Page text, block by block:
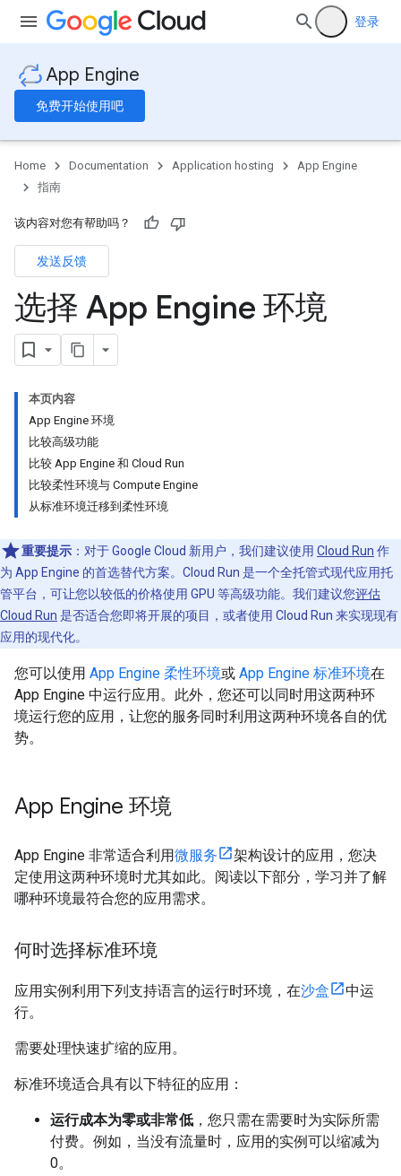
登录
App Engine
免费开始使用吧
Home Documentation Application hosting
App Engine
指南
该内容对您有帮助吗？
发送反馈
选择 App Engine 环境
本页内容
App Engine 环境
比较高级功能
比较 App Engine 和 Cloud Run
比较柔性环境与 Compute Engine
从标准环境迁移到柔性环境
重要提示 ：对于 Google Cloud 新用户，我们建议使用 Cloud Run 作
为 App Engine 的首选替代方案。Cloud Run 是一个全托管式现代应用托
管平台，可让您以较低的价格使用 GPU 等高级功能。我们建议您评估
Cloud Run 是否适合您即将开展的项目，或者使用 Cloud Run 来实现现有
应用的现代化。
您可以使用 App Engine 柔性环境或 App Engine 标准环境在
App Engine 中运行应用。此外，您还可以同时用这两种环
境运行您的应用，让您的服务同时利用这两种环境各自的优
势。
App Engine 环境
App Engine 非常适合利用微服务
架构设计的应用，您决
定使用这两种环境时尤其如此。阅读以下部分，学习并了解
哪种环境最符合您的应用需求。
何时选择标准环境
应用实例利用下列支持语言的运行时环境，在沙盒
中运
行。
需要处理快速扩缩的应用。
标准环境适合具有以下特征的应用：
运行成本为零或非常低 ，您只需在需要时为实际所需
付费。例如，当没有流量时，应用的实例可以缩减为
0。